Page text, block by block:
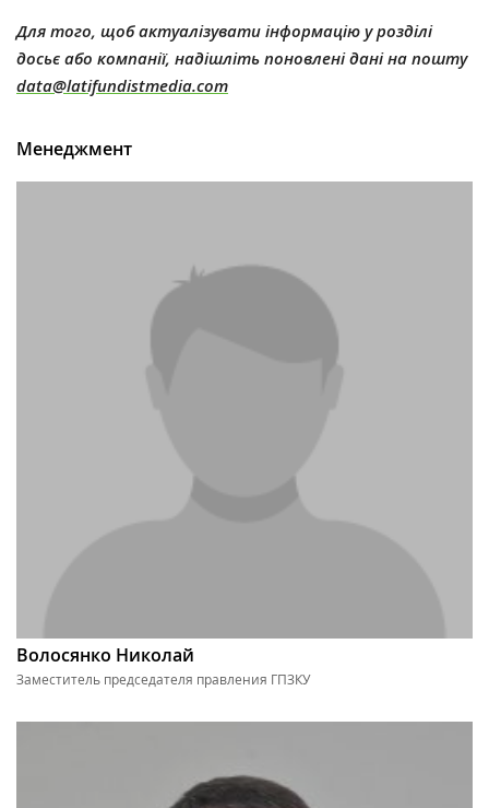
Для того, щоб актуалізувати інформацію у розділі
досьє або компанії, надішліть поновлені дані на пошту
data@latifundistmedia.com
Менеджмент
Волосянко Николай
Заместитель председателя правления ГПЗКУ